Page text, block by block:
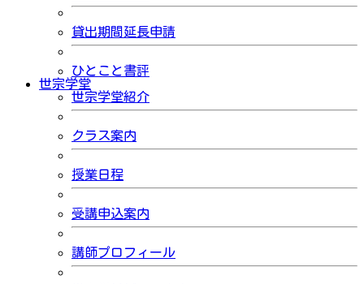
貸出期間延長申請
ひとこと書評
世宗学堂
世宗学堂紹介
クラス案内
授業日程
受講申込案内
講師プロフィール